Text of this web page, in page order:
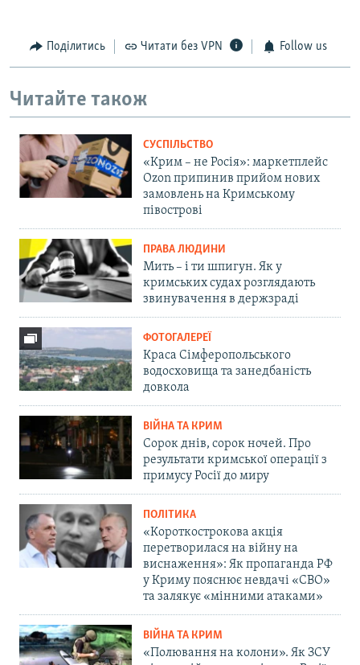
Поділитись Читати без VPN Follow us
Читайте також
СУСПІЛЬСТВО
«Крим – не Росія»: маркетплейс
Ozon припинив прийом нових
замовлень на Кримському
півострові
ПРАВА ЛЮДИНИ
Мить – і ти шпигун. Як у
кримських судах розглядають
звинувачення в держзраді
ФОТОГАЛЕРЕЇ
Краса Сімферопольського
водосховища та занедбаність
довкола
ВІЙНА ТА КРИМ
Сорок днів, сорок ночей. Про
результати кримської операції з
примусу Росії до миру
ПОЛІТИКА
«Короткострокова акція
перетворилася на війну на
виснаження»: Як пропаганда РФ
у Криму пояснює невдачі «СВО»
та залякує «мінними атаками»
ВІЙНА ТА КРИМ
«Полювання на колони». Як ЗСУ